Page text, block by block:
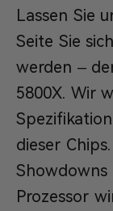
Lassen Sie
Seite Sie
werden –
5800X. Wir
dieser
Showdowns
Prozessor